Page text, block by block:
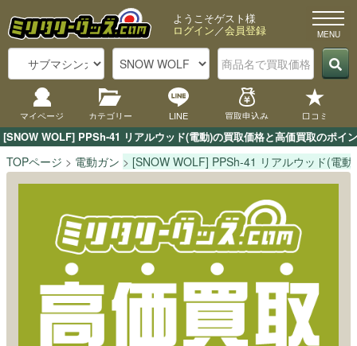
[SNOW WOLF] PPSh-41 リアルウッド(電動)の買取価格と高価買取のポ
ようこそゲスト様
ログイン／会員登録
マイページ カテゴリー LINE 買取申込み 口コミ
TOPページ 電動ガン [SNOW WOLF] PPSh-41 リアルウッド(電動)